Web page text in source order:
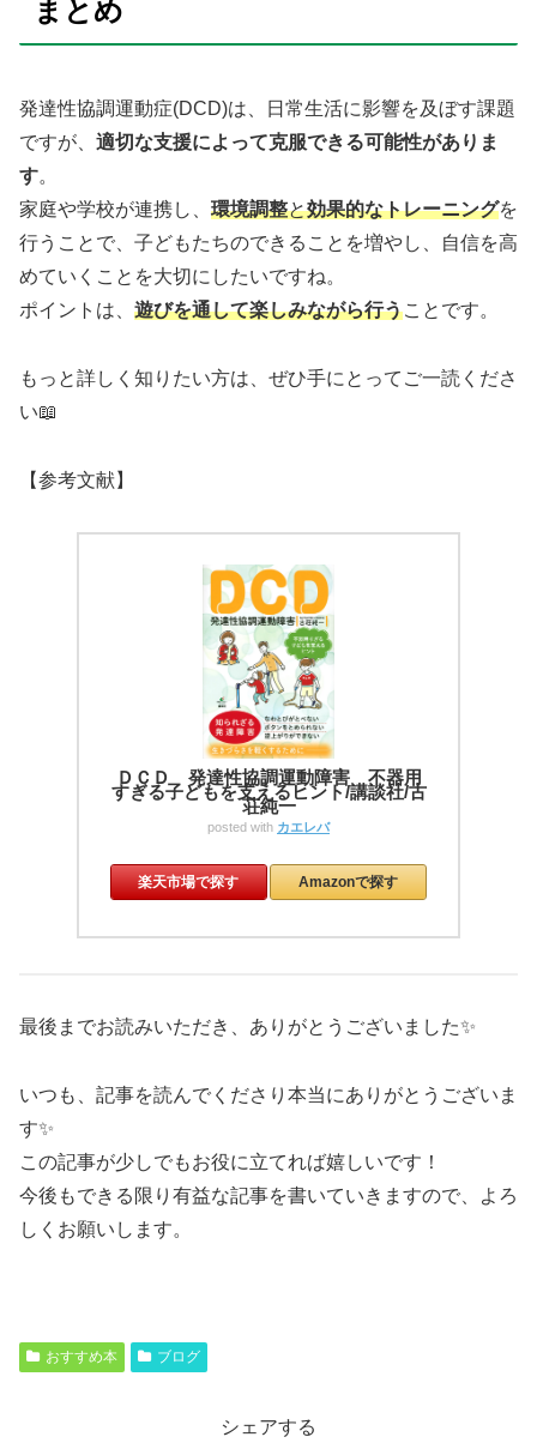
まとめ
発達性協調運動症(DCD)は、日常生活に影響を及ぼす課題
ですが、 適切な支援によって克服できる可能性がありま
す。
家庭や学校が連携し、 環境調整と効果的なトレーニングを
行うことで、子どもたちのできることを増やし、自信を高
めていくことを大切にしたいですね。
ポイントは、 遊びを通して楽しみながら行うことです。
もっと詳しく知りたい方は、ぜひ手にとってご一読くださ
い📖
【参考文献】
ＤＣＤ 発達性協調運動障害 不器用
すぎる子どもを支えるヒント/講談社/古
荘純一
posted with カエレバ
楽天市場で探す Amazonで探す
最後までお読みいただき、ありがとうございました✨
いつも、記事を読んでくださり本当にありがとうございま
す✨
この記事が少しでもお役に立てれば嬉しいです！
今後もできる限り有益な記事を書いていきますので、よろ
しくお願いします。
おすすめ本 ブログ
シェアする